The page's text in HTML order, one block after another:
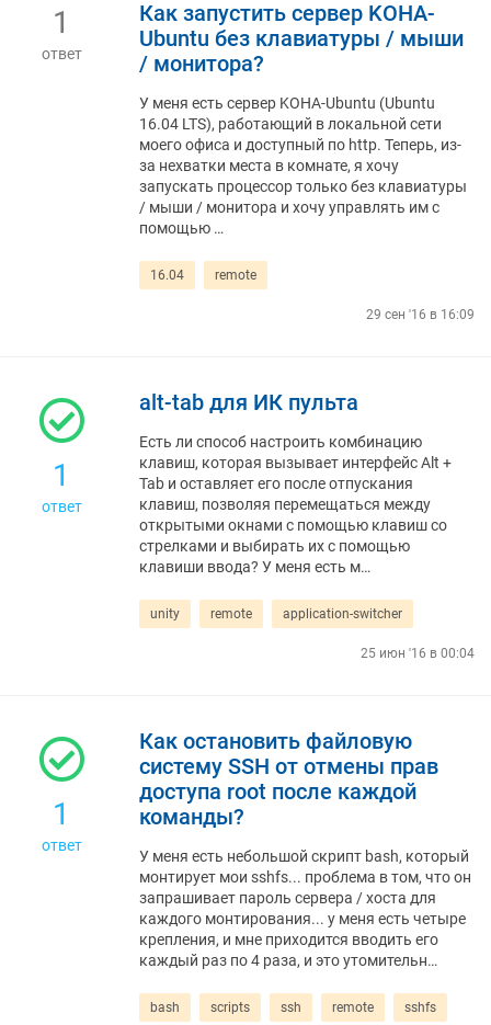
1
ответ
Как запустить сервер KOHA-
Ubuntu без клавиатуры / мыши
/ монитора?
У меня есть сервер KOHA-Ubuntu (Ubuntu
16.04 LTS), работающий в локальной сети
моего офиса и доступный по http. Теперь, из-
за нехватки места в комнате, я хочу
запускать процессор только без клавиатуры
/ мыши / монитора и хочу управлять им с
помощью …
16.04 remote
29 сен '16 в 16:09
1
ответ
alt-tab для ИК пульта
Есть ли способ настроить комбинацию
клавиш, которая вызывает интерфейс Alt +
Tab и оставляет его после отпускания
клавиш, позволяя перемещаться между
открытыми окнами с помощью клавиш со
стрелками и выбирать их с помощью
клавиши ввода? У меня есть м…
unity remote application-switcher
25 июн '16 в 00:04
1
ответ
Как остановить файловую
систему SSH от отмены прав
доступа root после каждой
команды?
У меня есть небольшой скрипт bash, который
монтирует мои sshfs... проблема в том, что он
запрашивает пароль сервера / хоста для
каждого монтирования... у меня есть четыре
крепления, и мне приходится вводить его
каждый раз по 4 раза, и это утомительн…
bash scripts ssh remote sshfs